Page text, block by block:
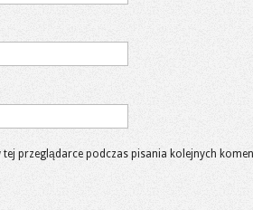
przeglądarce podczas pisania kolejnych